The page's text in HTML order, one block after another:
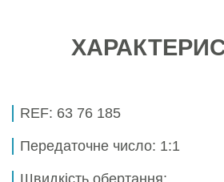
REF: 63 76 185
Передаточне число: 1:1
Швидкість обертання: